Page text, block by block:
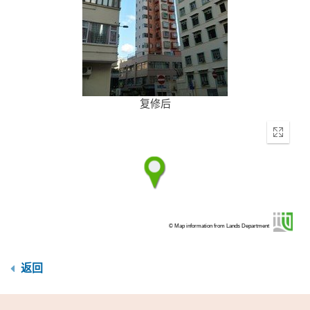
复修后
Enter
© Map information from Lands Department
返回